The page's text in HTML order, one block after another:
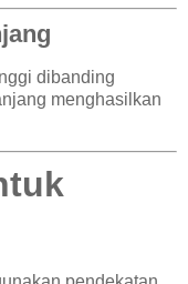
dibanding
menghasilkan